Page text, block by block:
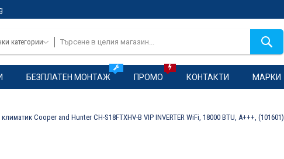
категории
БЕЗПЛАТЕН МОНТАЖ ПРОМО КОНТАКТИ МАРКИ
Cooper and Hunter CH-S18FTXHV-B VIP INVERTER WiFi, 18000 BTU, A+++, (101601)